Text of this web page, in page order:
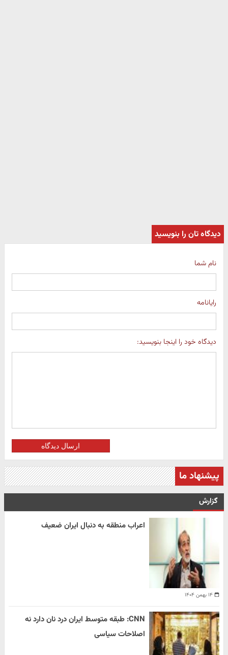
دیدگاه تان را بنویسید
نام شما
رایانامه
دیدگاه خود را اینجا بنویسید:
ارسال دیدگاه
پیشنهاد ما
گزارش
۱۴ بهمن ۱۴۰۴
اعراب منطقه به دنبال ایران ضعیف
CNN: طبقه متوسط ایران درد نان دارد نه
اصلاحات سیاسی